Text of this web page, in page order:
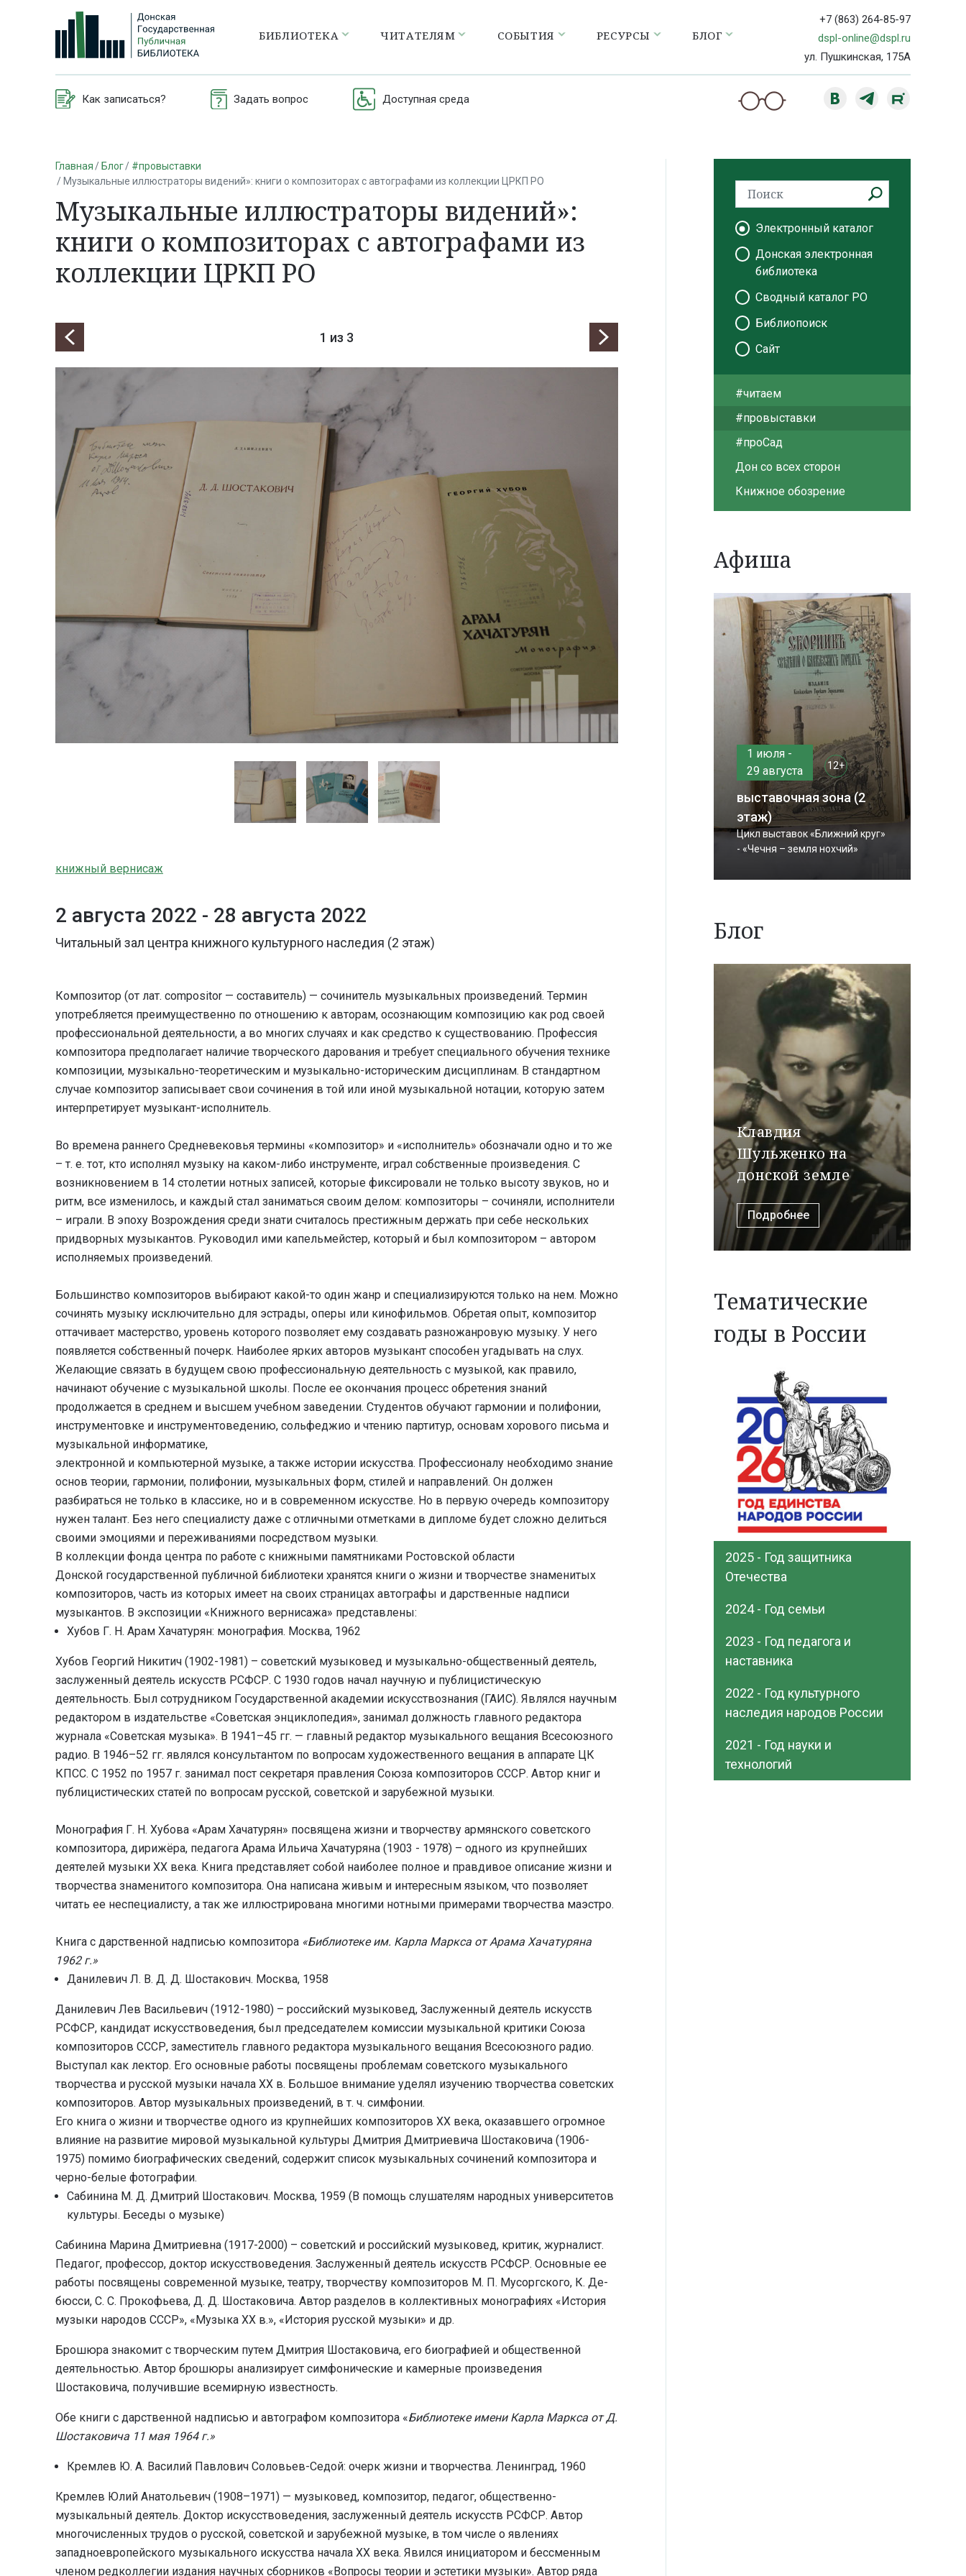
БИБЛИОТЕКА ЧИТАТЕЛЯМ СОБЫТИЯ РЕСУРСЫ БЛОГ
+7 (863) 264-85-97
dspl-online@dspl.ru
ул. Пушкинская, 175А
Как записаться? Задать вопрос Доступная среда
Главная Блог
#провыставки
Музыкальные иллюстраторы видений»: книги о композиторах с автографами из коллекции ЦРКП РО
Музыкальные иллюстраторы видений»:
книги о композиторах с автографами из
коллекции ЦРКП РО
1 из 3
книжный вернисаж
2 августа 2022 - 28 августа 2022
Читальный зал центра книжного культурного наследия (2 этаж)
Композитор (от лат. compositor — составитель) — сочинитель музыкальных произведений. Термин
употребляется преимущественно по отношению к авторам, осознающим композицию как род своей
профессиональной деятельности, а во многих случаях и как средство к существованию. Профессия
композитора предполагает наличие творческого дарования и требует специального обучения технике
композиции, музыкально-теоретическим и музыкально-историческим дисциплинам. В стандартном
случае композитор записывает свои сочинения в той или иной музыкальной нотации, которую затем
интерпретирует музыкант-исполнитель.
Во времена раннего Средневековья термины «композитор» и «исполнитель» обозначали одно и то же
– т. е. тот, кто исполнял музыку на каком-либо инструменте, играл собственные произведения. С
возникновением в 14 столетии нотных записей, которые фиксировали не только высоту звуков, но и
ритм, все изменилось, и каждый стал заниматься своим делом: композиторы – сочиняли, исполнители
– играли. В эпоху Возрождения среди знати считалось престижным держать при себе нескольких
придворных музыкантов. Руководил ими капельмейстер, который и был композитором – автором
исполняемых произведений.
Большинство композиторов выбирают какой-то один жанр и специализируются только на нем. Можно
сочинять музыку исключительно для эстрады, оперы или кинофильмов. Обретая опыт, композитор
оттачивает мастерство, уровень которого позволяет ему создавать разножанровую музыку. У него
появляется собственный почерк. Наиболее ярких авторов музыкант способен угадывать на слух.
Желающие связать в будущем свою профессиональную деятельность с музыкой, как правило,
начинают обучение с музыкальной школы. После ее окончания процесс обретения знаний
продолжается в среднем и высшем учебном заведении. Студентов обучают гармонии и полифонии,
инструментовке и инструментоведению, сольфеджио и чтению партитур, основам хорового письма и
музыкальной информатике,
электронной и компьютерной музыке, а также истории искусства. Профессионалу необходимо знание
основ теории, гармонии, полифонии, музыкальных форм, стилей и направлений. Он должен
разбираться не только в классике, но и в современном искусстве. Но в первую очередь композитору
нужен талант. Без него специалисту даже с отличными отметками в дипломе будет сложно делиться
своими эмоциями и переживаниями посредством музыки.
В коллекции фонда центра по работе с книжными памятниками Ростовской области
Донской государственной публичной библиотеки хранятся книги о жизни и творчестве знаменитых
композиторов, часть из которых имеет на своих страницах автографы и дарственные надписи
музыкантов. В экспозиции «Книжного вернисажа» представлены:
Хубов Г. Н. Арам Хачатурян: монография. Москва, 1962
Хубов Георгий Никитич (1902-1981) – советский музыковед и музыкально-общественный деятель,
заслуженный деятель искусств РСФСР. С 1930 годов начал научную и публицистическую
деятельность. Был сотрудником Государственной академии искусствознания (ГАИС). Являлся научным
редактором в издательстве «Советская энциклопедия», занимал должность главного редактора
журнала «Советская музыка». В 1941–45 гг. — главный редактор музыкального вещания Всесоюзного
радио. В 1946–52 гг. являлся консультантом по вопросам художественного вещания в аппарате ЦК
КПСС. С 1952 по 1957 г. занимал пост секретаря правления Союза композиторов СССР. Автор книг и
публицистических статей по вопросам русской, советской и зарубежной музыки.
Монография Г. Н. Хубова «Арам Хачатурян» посвящена жизни и творчеству армянского советского
композитора, дирижёра, педагога Арама Ильича Хачатуряна (1903 - 1978) – одного из крупнейших
деятелей музыки XX века. Книга представляет собой наиболее полное и правдивое описание жизни и
творчества знаменитого композитора. Она написана живым и интересным языком, что позволяет
читать ее неспециалисту, а так же иллюстрирована многими нотными примерами творчества маэстро.
Книга с дарственной надписью композитора «Библиотеке им. Карла Маркса от Арама Хачатуряна
1962 г.»
Данилевич Л. В. Д. Д. Шостакович. Москва, 1958
Данилевич Лев Васильевич (1912-1980) – российский музыковед, Заслуженный деятель искусств
РСФСР, кандидат искусствоведения, был председателем комиссии музыкальной критики Союза
композиторов СССР, заместитель главного редактора музыкального вещания Всесоюзного радио.
Выступал как лектор. Его основные работы посвящены проблемам советского музыкального
творчества и русской музыки начала XX в. Большое внимание уделял изучению творчества советских
композиторов. Автор музыкальных произведений, в т. ч. симфонии.
Его книга о жизни и творчестве одного из крупнейших композиторов XX века, оказавшего огромное
влияние на развитие мировой музыкальной культуры Дмитрия Дмитриевича Шостаковича (1906-
1975) помимо биографических сведений, содержит список музыкальных сочинений композитора и
черно-белые фотографии.
Сабинина М. Д. Дмитрий Шостакович. Москва, 1959 (В помощь слушателям народных университетов
культуры. Беседы о музыке)
Сабинина Марина Дмитриевна (1917-2000) – советский и российский музыковед, критик, журналист.
Педагог, профессор, доктор искусствоведения. Заслуженный деятель искусств РСФСР. Основные ее
ра­бо­ты посвящены современной музыке, те­ат­ру, твор­че­ст­ву композиторов М. П. Му­сорг­ско­го, К. Де­
бюс­си, С. С. Про­кофь­е­ва, Д. Д. Шос­та­ко­ви­ча. Ав­тор раз­де­лов в кол­лек­тив­ных мо­но­гра­фи­ях «Ис­то­рия
му­зы­ки на­ро­дов СССР», «Му­зы­ка XX в.», «Ис­то­рия рус­ской му­зы­ки» и др.
Брошюра знакомит с творческим путем Дмитрия Шостаковича, его биографией и общественной
деятельностью. Автор брошюры анализирует симфонические и камерные произведения
Шостаковича, получившие всемирную известность.
Обе книги с дарственной надписью и автографом композитора «Библиотеке имени Карла Маркса от Д.
Шостаковича 11 мая 1964 г.»
Кремлев Ю. А. Василий Павлович Соловьев-Седой: очерк жизни и творчества. Ленинград, 1960
Кремлев Юлий Анатольевич (1908–1971) — музыковед, композитор, педагог, общественно-
музыкальный деятель. Доктор искусствоведения, заслуженный деятель искусств РСФСР. Автор
многочисленных трудов о русской, советской и зарубежной музыке, в том числе о явлениях
западноевропейского музыкального искусства начала ХХ века. Явился инициатором и бессменным
членом редколлегии издания научных сборников «Вопросы теории и эстетики музыки». Автор ряда
Электронный каталог
Донская электронная
библиотека
Сводный каталог РО
Библиопоиск
Сайт
#читаем
#провыставки
#проСад
Дон со всех сторон
Книжное обозрение
Афиша
1 июля -
29 августа
12+
выставочная зона (2
этаж)
Цикл выставок «Ближний круг»
- «Чечня – земля нохчий»
Блог
Клавдия
Шульженко на
донской земле
Подробнее
Тематические
годы в России
2025 - Год защитника
Отечества
2024 - Год семьи
2023 - Год педагога и
наставника
2022 - Год культурного
наследия народов России
2021 - Год науки и
технологий